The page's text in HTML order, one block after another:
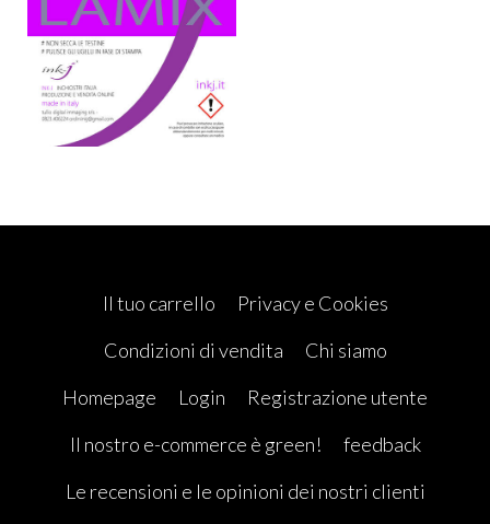
Il tuo carrello
Privacy e Cookies
Condizioni di vendita
Chi siamo
Homepage
Login
Registrazione utente
Il nostro e-commerce è green!
feedback
Le recensioni e le opinioni dei nostri clienti